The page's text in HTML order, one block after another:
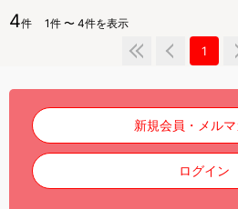
4件 1件 〜 4件を表示
1
新規会員・メル
ログイン